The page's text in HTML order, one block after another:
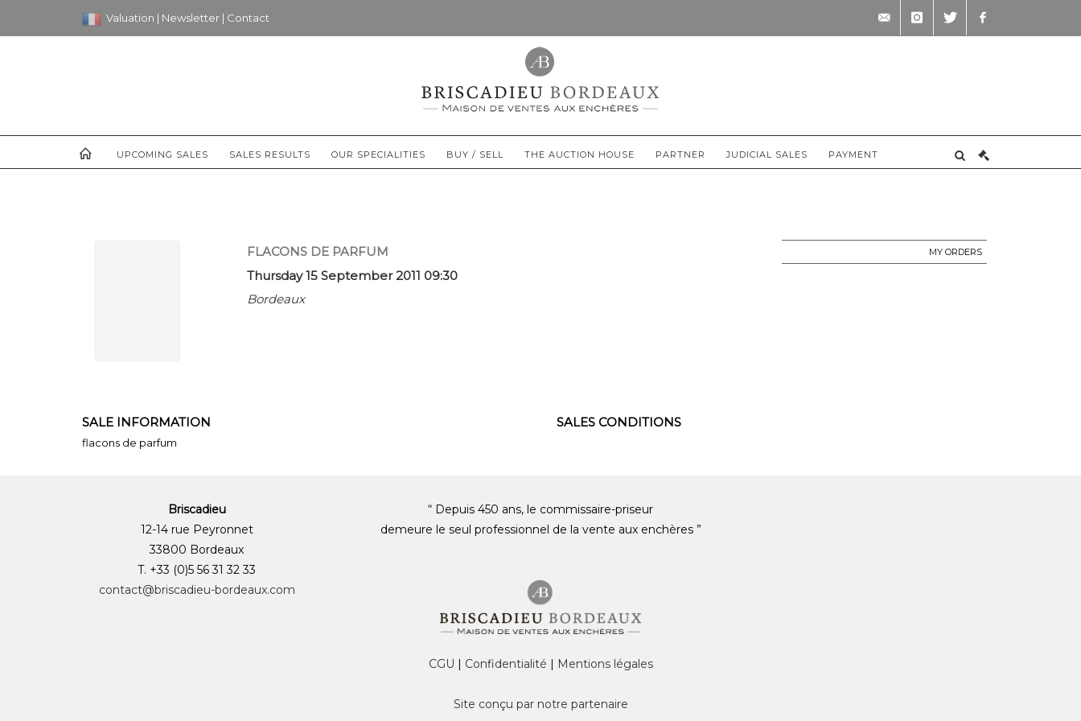
Valuation | Newsletter | Contact
UPCOMING SALES SALES RESULTS OUR SPECIALITIES BUY / SELL THE AUCTION HOUSE PARTNER JUDICIAL SALES PAYMENT
FLACONS DE PARFUM
Thursday 15 September 2011 09:30
Bordeaux
MY ORDERS
SALE INFORMATION
flacons de parfum
SALES CONDITIONS
Briscadieu
12-14 rue Peyronnet
33800 Bordeaux
T. +33 (0)5 56 31 32 33
contact@briscadieu-bordeaux.com
“ Depuis 450 ans, le commissaire-priseur
demeure le seul professionnel de la vente aux enchères ”
CGU | Confidentialité | Mentions légales
Site conçu par notre partenaire